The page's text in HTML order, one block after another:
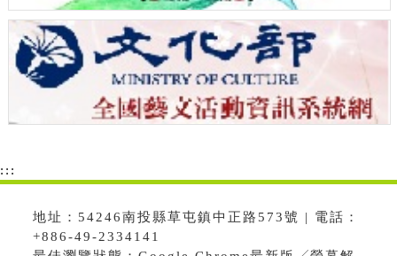
:::
地址：54246南投縣草屯鎮中正路573號 | 電話：
+886-49-2334141